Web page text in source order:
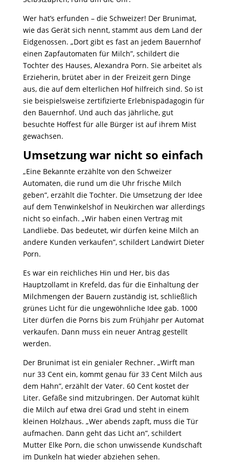
Wer hat’s erfunden – die Schweizer! Der Brunimat,
wie das Gerät sich nennt, stammt aus dem Land der
Eidgenossen. „Dort gibt es fast an jedem Bauernhof
einen Zapfautomaten für Milch”, schildert die
Tochter des Hauses, Alexandra Porn. Sie arbeitet als
Erzieherin, brütet aber in der Freizeit gern Dinge
aus, die auf dem elterlichen Hof hilfreich sind. So ist
sie beispielsweise zertifizierte Erlebnispädagogin für
den Bauernhof. Und auch das jährliche, gut
besuchte Hoffest für alle Bürger ist auf ihrem Mist
gewachsen.
Umsetzung war nicht so einfach
„Eine Bekannte erzählte von den Schweizer
Automaten, die rund um die Uhr frische Milch
geben”, erzählt die Tochter. Die Umsetzung der Idee
auf dem Tenwinkelshof in Neukirchen war allerdings
nicht so einfach. „Wir haben einen Vertrag mit
Landliebe. Das bedeutet, wir dürfen keine Milch an
andere Kunden verkaufen”, schildert Landwirt Dieter
Porn.
Es war ein reichliches Hin und Her, bis das
Hauptzollamt in Krefeld, das für die Einhaltung der
Milchmengen der Bauern zuständig ist, schließlich
grünes Licht für die ungewöhnliche Idee gab. 1000
Liter dürfen die Porns bis zum Frühjahr per Automat
verkaufen. Dann muss ein neuer Antrag gestellt
werden.
Der Brunimat ist ein genialer Rechner. „Wirft man
nur 33 Cent ein, kommt genau für 33 Cent Milch aus
dem Hahn”, erzählt der Vater. 60 Cent kostet der
Liter. Gefäße sind mitzubringen. Der Automat kühlt
die Milch auf etwa drei Grad und steht in einem
kleinen Holzhaus. „Wer abends zapft, muss die Tür
aufmachen. Dann geht das Licht an”, schildert
Mutter Elke Porn, die schon unwissende Kundschaft
im Dunkeln hat wieder abziehen sehen.